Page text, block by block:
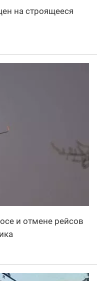
на строящееся
и отмене рейсов